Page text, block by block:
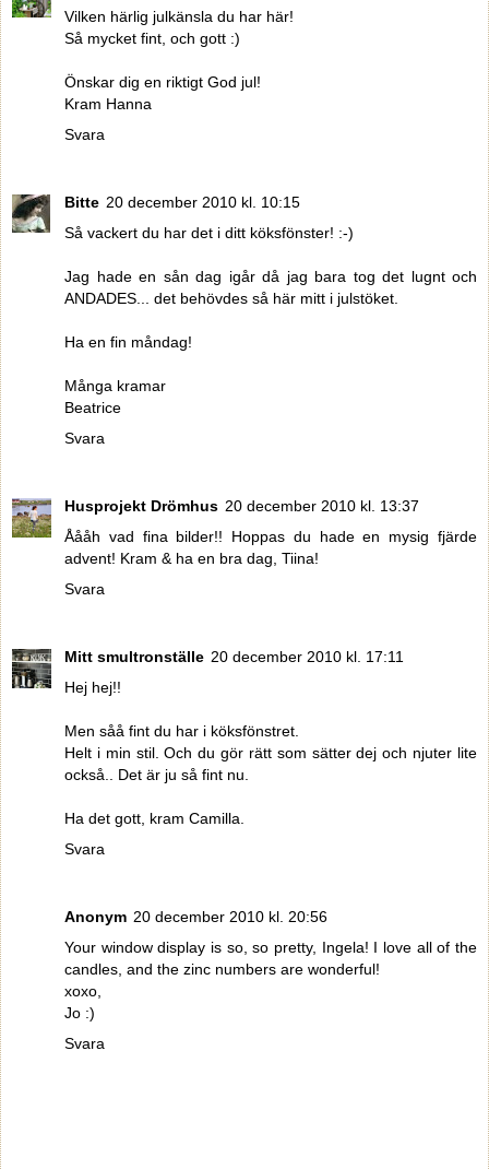
Vilken härlig julkänsla du har här!
Så mycket fint, och gott :)
Önskar dig en riktigt God jul!
Kram Hanna
Svara
Bitte 20 december 2010 kl. 10:15
Så vackert du har det i ditt köksfönster! :-)
Jag hade en sån dag igår då jag bara tog det lugnt och
ANDADES... det behövdes så här mitt i julstöket.
Ha en fin måndag!
Många kramar
Beatrice
Svara
Husprojekt Drömhus 20 december 2010 kl. 13:37
Åååh vad fina bilder!! Hoppas du hade en mysig fjärde
advent! Kram & ha en bra dag, Tiina!
Svara
Mitt smultronställe 20 december 2010 kl. 17:11
Hej hej!!
Men såå fint du har i köksfönstret.
Helt i min stil. Och du gör rätt som sätter dej och njuter lite
också.. Det är ju så fint nu.
Ha det gott, kram Camilla.
Svara
Anonym 20 december 2010 kl. 20:56
Your window display is so, so pretty, Ingela! I love all of the
candles, and the zinc numbers are wonderful!
xoxo,
Jo :)
Svara